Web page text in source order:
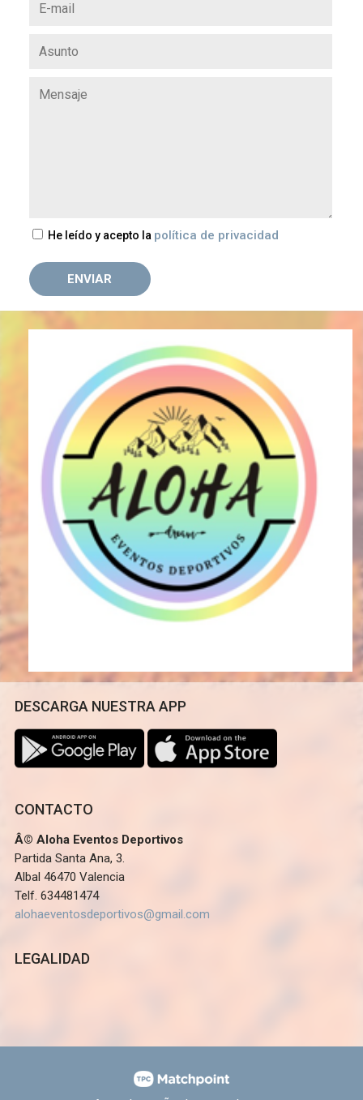
He leído y acepto la política de privacidad
DESCARGA NUESTRA APP
CONTACTO
Â© Aloha Eventos Deportivos
Partida Santa Ana, 3.
Albal 46470 Valencia
Telf. 634481474
alohaeventosdeportivos@gmail.com
LEGALIDAD